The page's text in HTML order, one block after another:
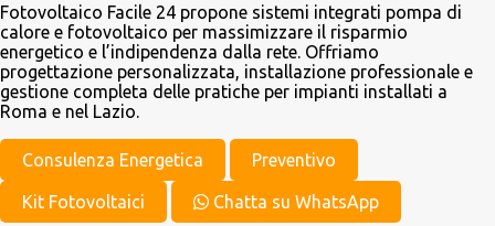
Fotovoltaico Facile 24 propone sistemi integrati pompa di
calore e fotovoltaico per massimizzare il risparmio
energetico e l’indipendenza dalla rete. Offriamo
progettazione personalizzata, installazione professionale e
gestione completa delle pratiche per impianti installati a
Roma e nel Lazio.
Consulenza Energetica Preventivo
Kit Fotovoltaici Chatta su WhatsApp